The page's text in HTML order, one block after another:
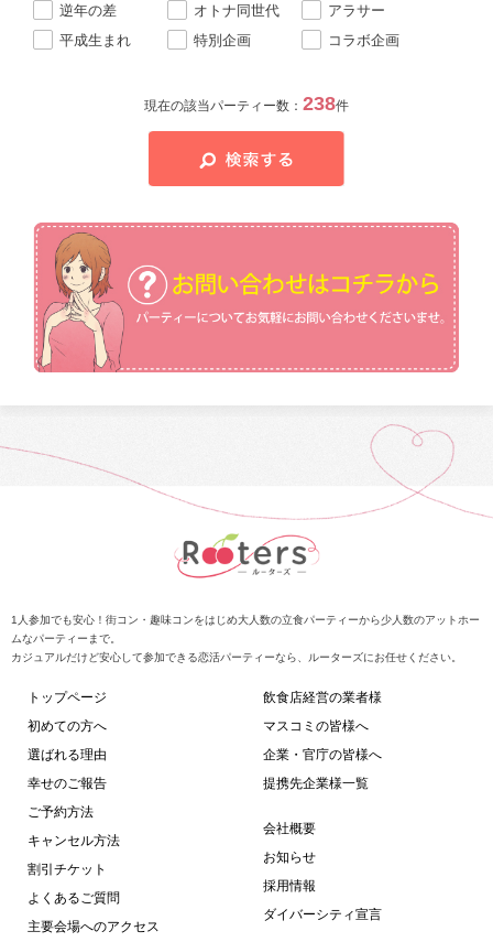
逆年の差
オトナ同世代
アラサー
平成生まれ
特別企画 コラボ企画
現在の該当パーティー数： 238件
1人参加でも安心！街コン・趣味コンをはじめ大人数の立食パーティーから少人数のアットホー
ムなパーティーまで。
カジュアルだけど安心して参加できる恋活パーティーなら、ルーターズにお任せください。
トップページ
初めての方へ
選ばれる理由
幸せのご報告
ご予約方法
キャンセル方法
割引チケット
よくあるご質問
主要会場へのアクセス
飲食店経営の業者様
マスコミの皆様へ
企業・官庁の皆様へ
提携先企業様一覧
会社概要
お知らせ
採用情報
ダイバーシティ宣言